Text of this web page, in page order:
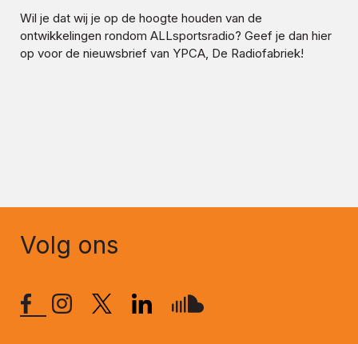
Wil je dat wij je op de hoogte houden van de
ontwikkelingen rondom ALLsportsradio? Geef je dan hier
op voor de nieuwsbrief van YPCA, De Radiofabriek!
Volg ons